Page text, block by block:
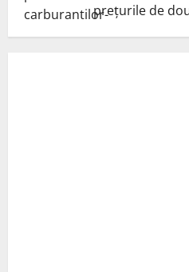
prețurile de